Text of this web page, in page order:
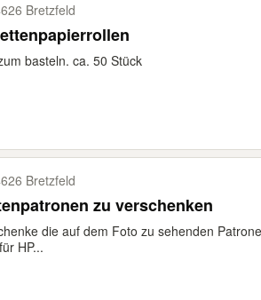
Bretzfeld
basteln. ca. 50 Stück
Bretzfeld
zu verschenken
die auf dem Foto zu sehenden
HP...